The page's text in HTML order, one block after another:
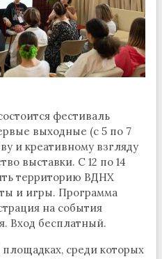
фестиваль
выходные (с 5 по 7
и креативному взгляду
выставки. С 12 по 14
территорию ВДНХ
и игры. Программа
на события
Вход бесплатный.
среди которых